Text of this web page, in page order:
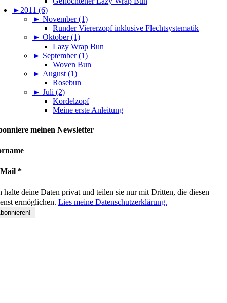
► 2011 (6)
► November (1)
Runder Viererzopf inklusive Flechtsystematik
► Oktober (1)
Lazy Wrap Bun
► September (1)
Woven Bun
► August (1)
Rosebun
► Juli (2)
Kordelzopf
Meine erste Anleitung
meinen Newsletter
*
halte deine Daten privat und teilen sie nur mit Dritten, die diesen
ermöglichen. Lies meine Datenschutzerklärung.